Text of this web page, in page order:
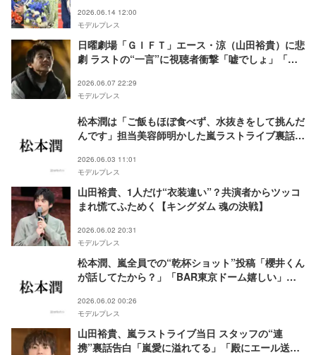
無事に乗り越えることができたのだと思っていま
す」
2026.06.14 12:00
モデルプレス
日曜劇場「ＧＩＦＴ」エース・涼（山田裕貴）に悲
劇 ラストの“一言”に視聴者衝撃「嘘でしょ」「涙
2026.06.07 22:29
モデルプレス
松本潤は「ご飯もほぼ食べず、水抜きをして挑んだ
んです」担当美容師明かした嵐ラストライブ裏話に
2026.06.03 11:01
モデルプレス
山田裕貴、1人だけ“衣装違い”？共演者からツッコ
まれ慌てふためく【キングダム 魂の決戦】
2026.06.02 20:31
モデルプレス
松本潤、嵐全員での“乾杯ショット”投稿「櫻井くん
が話してたから？」「BAR東京ドーム嬉しい」感
2026.06.02 00:26
モデルプレス
山田裕貴、嵐ラストライブ当日 スタッフの“連
携”裏話告白「嵐愛に溢れてる」「殿にエール送っ